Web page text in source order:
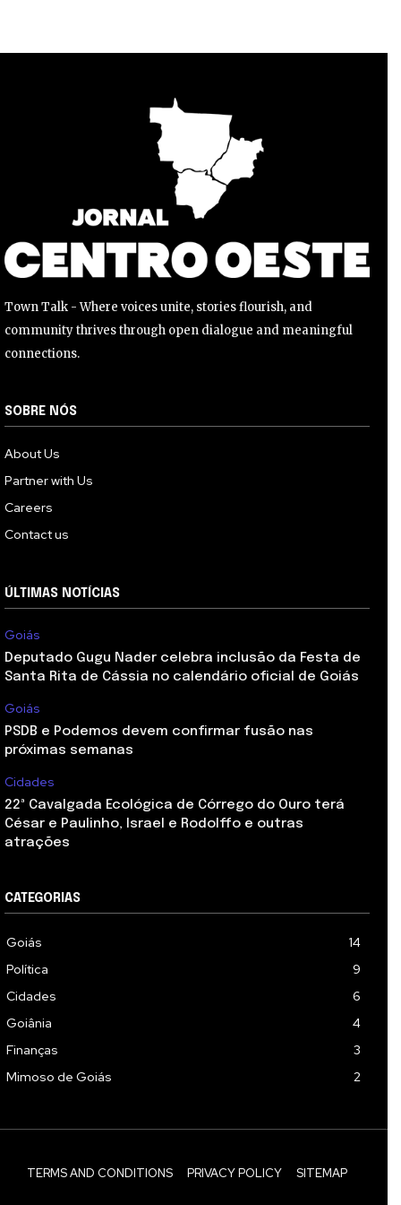
INSCREVER
Li e aceito aPolítica de Privacidade
Town Talk - Where voices unite, stories flourish, and
community thrives through open dialogue and meaningful
connections.
SOBRE NÓS
About Us
Partner with Us
Careers
Contact us
ÚLTIMAS NOTÍCIAS
Goiás
Deputado Gugu Nader celebra inclusão da Festa de
Santa Rita de Cássia no calendário oficial de Goiás
Goiás
PSDB e Podemos devem confirmar fusão nas
próximas semanas
Cidades
22ª Cavalgada Ecológica de Córrego do Ouro terá
César e Paulinho, Israel e Rodolffo e outras
atrações
CATEGORIAS
Goiás
14
Política
9
Cidades
6
Goiânia
4
Finanças
3
Mimoso de Goiás
2
TERMS AND CONDITIONS PRIVACY POLICY SITEMAP